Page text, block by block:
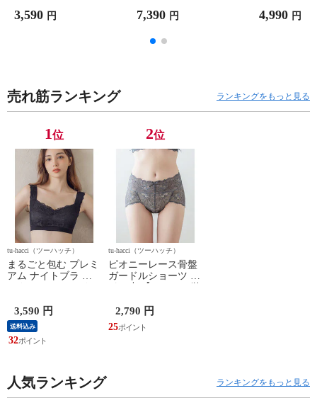
チャコールグレー
3,590 円
マタニティ 授乳 育乳 ルー
ムウェア 部屋着 パジャマ
7,390 円
i】 E80 チャ
4,990 円
売れ筋ランキング ランキングをもっと見る
1位
tu-hacci（ツーハッチ）
まるごと包む プレミ
アム ナイトブラ 「
イヤー 【ナイトブラ
単品】【tu-hacci】
85M ブラック
3,590 円
送料込み
32
2位
tu-hacci（ツーハッチ）
ピオニーレース骨盤
ガードルショーツ ミ
ャコールグレー
2,790 円
25
人気ランキング ランキングをもっと見る